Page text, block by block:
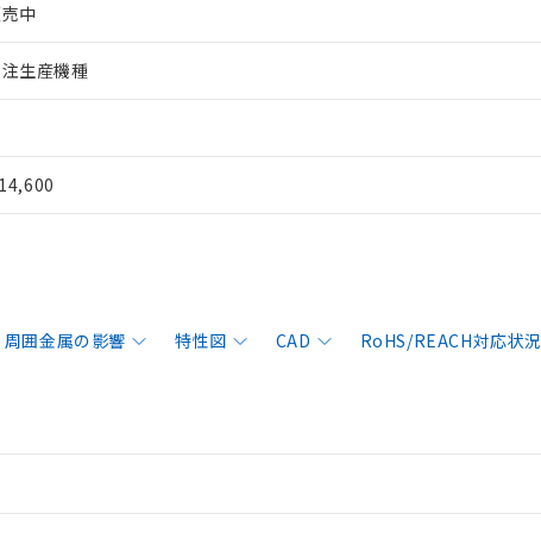
中
生産機種
周囲金属の影響 特性図 CAD
RoHS/REACH対応状況